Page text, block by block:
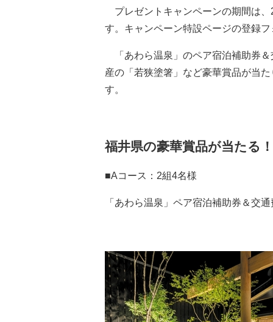
プレゼントキャンペーンの期間は
す。キャンペーン特設ページの登録
「あわら温泉」のペア宿泊補助券
産の「若狭塗箸」など豪華賞品が当
す。
福井県の豪華賞品が当たる！
■Aコース：2組4名様
「あわら温泉」ペア宿泊補助券＆交